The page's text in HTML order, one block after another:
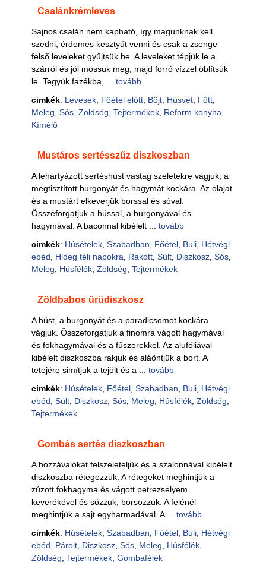
Csalánkrémleves
Sajnos csalán nem kapható, így magunknak kell
szedni, érdemes kesztyűt venni és csak a zsenge
felső leveleket gyűjtsük be. A leveleket tépjük le a
szárról és jól mossuk meg, majd forró vízzel öblítsük
le. Tegyük fazékba, ... tovább
cimkék: Levesek, Főétel előtt, Böjt, Húsvét, Főtt,
Meleg Sós, Zöldség Tejtermékek, Reform konyha
Kímélő
Mustáros sertésszűz diszkoszban
A lehártyázott sertéshúst vastag szeletekre vágjuk, a
megtisztított burgonyát és hagymát kockára. Az olajat
és a mustárt elkeverjük borssal és sóval.
Összeforgatjuk a hússal, a burgonyával és
hagymával. A baconnal kibélelt ... tovább
cimkék: Húsételek, Szabadban Főétel, Buli, Hétvégi
ebéd
Hideg téli napokra Rakott, Sült, Diszkosz, Sós,
Meleg
Húsfélék, Zöldség Tejtermékek
Zöldbabos ürüdiszkosz
A húst, a burgonyát és a paradicsomot kockára
vágjuk. Összeforgatjuk a finomra vágott hagymával
és fokhagymával és a fűszerekkel. Az alufóliával
kibélelt diszkoszba rakjuk és aláöntjük a bort. A
tetejére simítjuk a tejölt és a ... tovább
cimkék: Húsételek, Főétel, Szabadban Buli, Hétvégi
ebéd Sült, Diszkosz, Sós, Meleg Húsfélék, Zöldség
Tejtermékek
Gombás sertés diszkoszban
A hozzávalókat felszeleteljük és a szalonnával kibélelt
diszkoszba rétegezzük. A rétegeket meghintjük a
zúzott fokhagyma és vágott petrezselyem
keverékével és sózzuk, borsozzuk. A felénél
meghintjük a sajt egyharmadával. A ... tovább
cimkék: Húsételek, Szabadban Főétel, Buli, Hétvégi
ebéd
Párolt, Diszkosz, Sós, Meleg Húsfélék,
Zöldség Tejtermékek, Gombafélék